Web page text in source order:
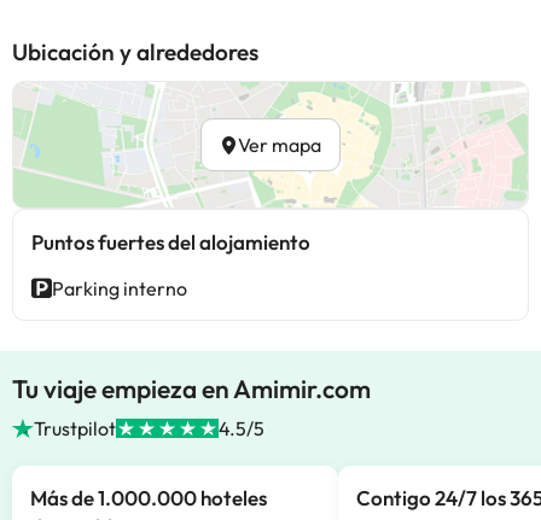
Ubicación y alrededores
Ver mapa
Puntos fuertes del alojamiento
Parking interno
Tu viaje empieza en Amimir.com
Trustpilot 4.5/5
Más de 1.000.000 hoteles
Contigo 24/7 los